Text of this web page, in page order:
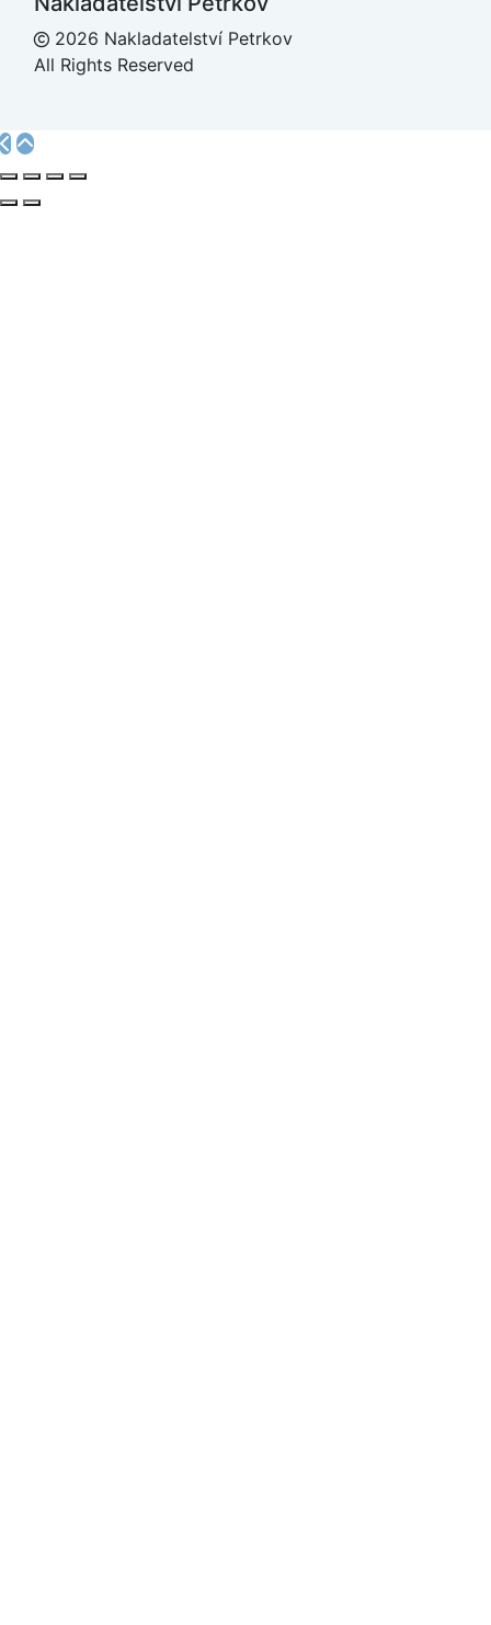
2026 Nakladatelství Petrkov
All Rights Reserved